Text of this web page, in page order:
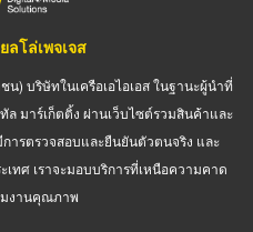
ลโล่เพจเจส
) บริษัทในเครือเอไอเอส ในฐานะผู้นำที่
มาร์เก็ตติ้ง ผ่านเว็บไซต์รวมสินค้าและ
ารตรวจสอบและยืนยันตัวตนจริง และ
ทศ เราจะมอบบริการที่เหนือความคาด
งานคุณภาพ